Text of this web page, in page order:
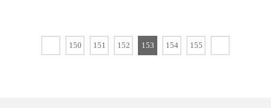
150 151 152 153 154 155